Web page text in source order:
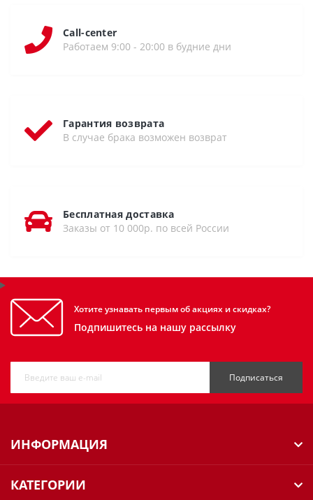
Call-center
Работаем 9:00 - 20:00 в будние дни
Гарантия возврата
В случае брака возможен возврат
Бесплатная доставка
Заказы от 10 000р. по всей России
Хотите узнавать первым об акциях и скидках?
Подпишитесь на нашу рассылку
Подписаться
ИНФОРМАЦИЯ
КАТЕГОРИИ